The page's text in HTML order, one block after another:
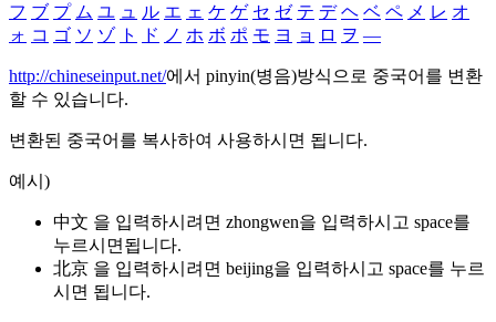
フ ブ プ ム ユ ュ ル エ ェ ケ ゲ セ ゼ テ デ ヘ ベ ペ メ レ オ
ォ コ ゴ ソ ゾ ト ド ノ ホ ボ ポ モ ヨ ョ ロ ヲ ―
http://chineseinput.net/에서 pinyin(병음)방식으로 중국어를 변환
할 수 있습니다.
변환된 중국어를 복사하여 사용하시면 됩니다.
예시)
中文 을 입력하시려면 zhongwen을 입력하시고 space를
누르시면됩니다.
北京 을 입력하시려면 beijing을 입력하시고 space를 누르
시면 됩니다.